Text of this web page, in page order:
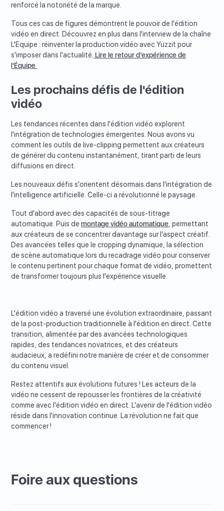
renforcé la notoriété de la marque.
Tous ces cas de figures démontrent le pouvoir de l'édition
vidéo en direct. Découvrez en plus dans l'interview de la chaîne
L'Equipe : réinventer la production vidéo avec Yuzzit pour
s'imposer dans l'actualité. Lire le retour d’expérience de
l'Équipe
Les prochains défis de l'édition
vidéo
Les tendances récentes dans l'édition vidéo explorent
l'intégration de technologies émergentes. Nous avons vu
comment les outils de live-clipping permettent aux créateurs
de générer du contenu instantanément, tirant parti de leurs
diffusions en direct.
Les nouveaux défis s'orientent désormais dans l'intégration de
l'intelligence artificielle. Celle-ci a révolutionné le paysage.
Tout d'abord avec des capacités de sous-titrage
automatique. Puis demontage vidéo automatique , permettant
aux créateurs de se concentrer davantage sur l'aspect créatif.
Des avancées telles que le cropping dynamique, la sélection
de scène automatique lors du recadrage vidéo pour conserver
le contenu pertinent pour chaque format de vidéo, promettent
de transformer toujours plus l'expérience visuelle.
L'édition vidéo a traversé une évolution extraordinaire, passant
de la post-production traditionnelle à l'édition en direct. Cette
transition, alimentée par des avancées technologiques
rapides, des tendances novatrices, et des créateurs
audacieux, a redéfini notre manière de créer et de consommer
du contenu visuel.
Restez attentifs aux évolutions futures ! Les acteurs de la
vidéo ne cessent de repousser les frontières de la créativité
comme avec l'édition vidéo en direct. L'avenir de l'édition vidéo
réside dans l'innovation continue. La révolution ne fait que
commencer !
Foire aux questions